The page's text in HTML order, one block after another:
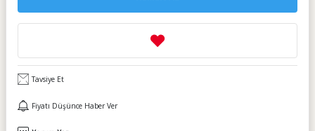
Tavsiye Et
Fiyatı Düşünce Haber Ver